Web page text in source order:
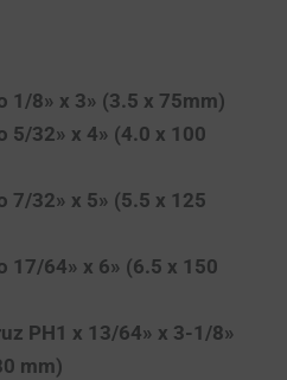
1/8» x 3» (3.5 x 75mm)
5/32» x 4» (4.0 x 100
7/32» x 5» (5.5 x 125
17/64» x 6» (6.5 x 150
PH1 x 13/64» x 3-1/8»
mm)